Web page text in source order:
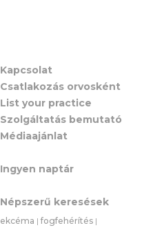
Kapcsolat
Csatlakozás orvosként
List your practice
Szolgáltatás bemutató
Médiaajánlat
Ingyen naptár
Népszerű keresések
ekcéma |fogfehérítés |